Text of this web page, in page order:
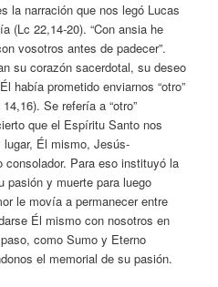
la narración que nos legó Lucas
(Lc 22,14-20). “Con ansia he
vosotros antes de padecer”.
su corazón sacerdotal, su deseo
había prometido enviarnos “otro”
Se refería a “otro”
que el Espíritu Santo nos
Él mismo, Jesús-
Para eso instituyó la
pasión y muerte para luego
le movía a permanecer entre
Él mismo con nosotros en
como Sumo y Eterno
el memorial de su pasión.